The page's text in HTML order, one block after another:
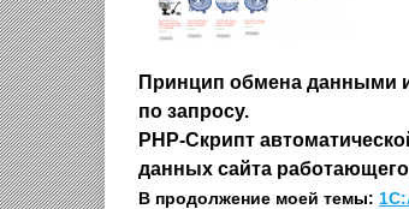
Принцип обмена данными
по запросу.
PHP-Скрипт
данных сайта
В продолжение моей темы: